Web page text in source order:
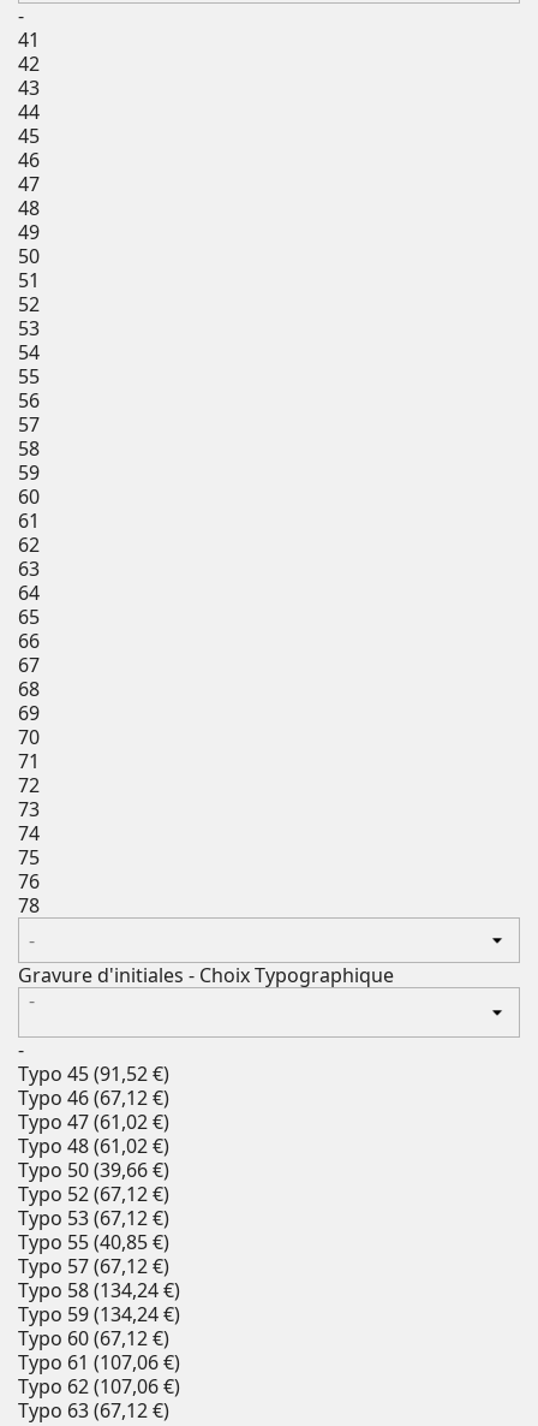
-
41
42
43
44
45
46
47
48
49
50
51
52
53
54
55
56
57
58
59
60
61
62
63
64
65
66
67
68
69
70
71
72
73
74
75
76
78
Gravure d'initiales - Choix Typographique
-
-
Typo 45(91,52 €)
Typo 46(67,12 €)
Typo 47(61,02 €)
Typo 48(61,02 €)
Typo 50(39,66 €)
Typo 52(67,12 €)
Typo 53(67,12 €)
Typo 55(40,85 €)
Typo 57(67,12 €)
Typo 58(134,24 €)
Typo 59(134,24 €)
Typo 60(67,12 €)
Typo 61 (107,06 €)
Typo 62(107,06 €)
Typo 63(67,12 €)